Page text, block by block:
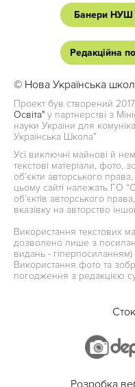
Банери НУШ
Редакційна
© Нова Українська
Проект був створений
Освіта" у партнерстві з
науки України для
Українська Школа"
Усі виключні майнові й
текстові матеріали, фото,
об’єкти авторського
цьому сайті належать ГО
об’єктів авторського
вказівку на авторство
Використання текстових
дозволено лише з
видань -
Використання фото та
погодження з редакцією
Розробка